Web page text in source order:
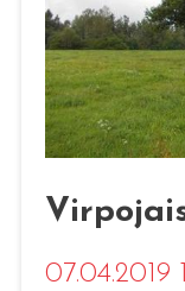
Lue lisää
07.04.2019